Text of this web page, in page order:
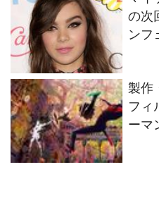
の次
ンフ
製作
フィ
ーマ